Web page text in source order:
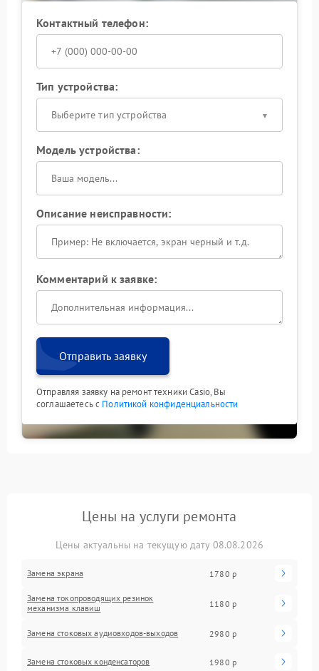
Контактный телефон:
Тип устройства:
Выберите тип устройства
Модель устройства:
Описание неисправности:
Комментарий к заявке:
Отправить заявку
Отправляя заявку на ремонт техники Casio, Вы
соглашаетесь с Политикой конфиденциальности
Цены на услуги ремонта
Цены актуальны на текущую дату 08.08.2026
Замена экрана 1780 р
Замена токопроводящих резинок
механизма клавиш
1180 р
Замена стоковых аудиовходов-выходов 2980 р
Замена стоковых конденсаторов 1980 р